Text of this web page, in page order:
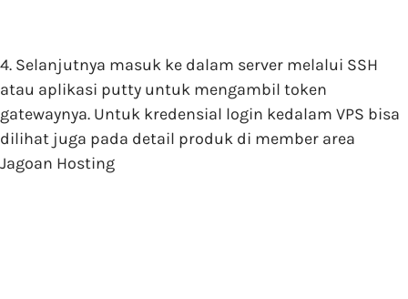
4. Selanjutnya masuk ke dalam server melalui SSH
atau aplikasi putty untuk mengambil token
gatewaynya. Untuk kredensial login kedalam VPS bisa
dilihat juga pada detail produk di member area
Jagoan Hosting